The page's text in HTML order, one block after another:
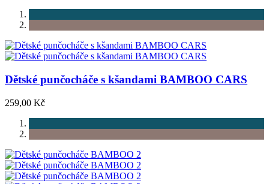
Dětské punčocháče s kšandami BAMBOO CARS
259,00 Kč